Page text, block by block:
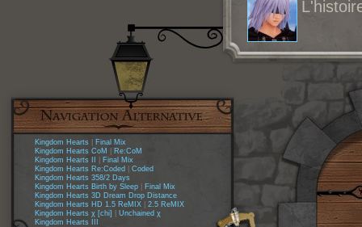
Kingdom Hearts
Final Mix
Kingdom Hearts CoM
Re:CoM
Kingdom Hearts II
Final Mix
Kingdom Hearts Re:Coded
Coded
Kingdom Hearts 358/2 Days
Kingdom Hearts Birth by Sleep
Final Mix
Kingdom Hearts 3D Dream Drop Distance
Kingdom Hearts HD 1.5 ReMIX
2.5 ReMIX
Kingdom Hearts χ [chi]
Unchained χ
Kingdom Hearts III